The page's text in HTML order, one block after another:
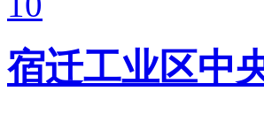
宿迁工业区中